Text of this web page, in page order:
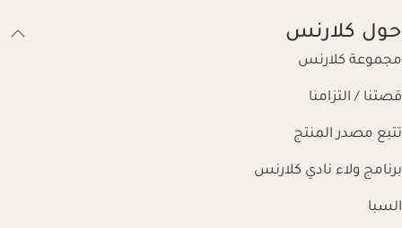
حول كلارنس
مجموعة كلارنس
قصتنا / التزامنا
تتبع مصدر المنتج
برنامج ولاء نادي كلارنس
السبا